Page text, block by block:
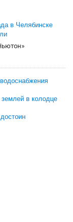
в Челябинске
землей в колодце